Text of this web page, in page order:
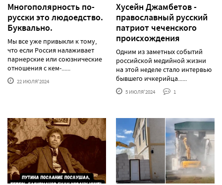
Многополярность по-
русски это людоедство.
Буквально.
Мы все уже привыкли к тому,
что если Россия налаживает
парнерские или союзнические
отношения с кем-......
22 ИЮЛЯ'2024
Хусейн Джамбетов -
православный русский
патриот чеченского
происхождения
Одним из заметных событий
российской медийной жизни
на этой неделе стало интервью
бывшего ичкерийца......
5 ИЮЛЯ'2024 1